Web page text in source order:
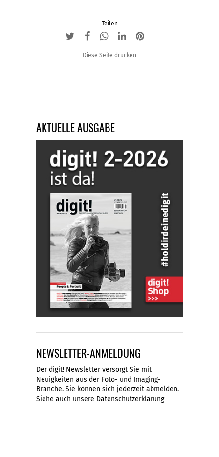
Teilen
Diese Seite drucken
AKTUELLE AUSGABE
NEWSLETTER-ANMELDUNG
Der digit! Newsletter versorgt Sie mit
Neuigkeiten aus der Foto- und Imaging-
Branche. Sie können sich jederzeit abmelden.
Siehe auch unsere Datenschutzerklärung